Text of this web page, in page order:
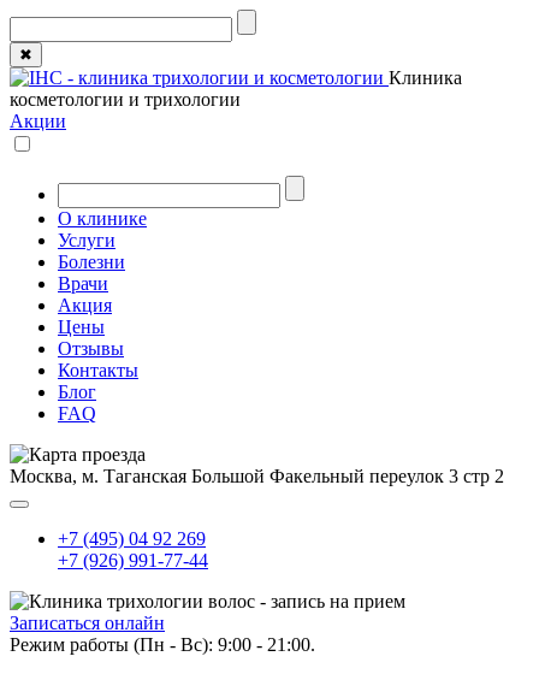
✖
Клиника
косметологии и трихологии
Акции
О клинике
Услуги
Болезни
Врачи
Акция
Цены
Отзывы
Контакты
Блог
FAQ
Москва, м. Таганская Большой Факельный переулок 3 стр 2
+7 (495) 04 92 269
+7 (926) 991-77-44
Записаться онлайн
Режим работы (Пн - Вс): 9:00 - 21:00.